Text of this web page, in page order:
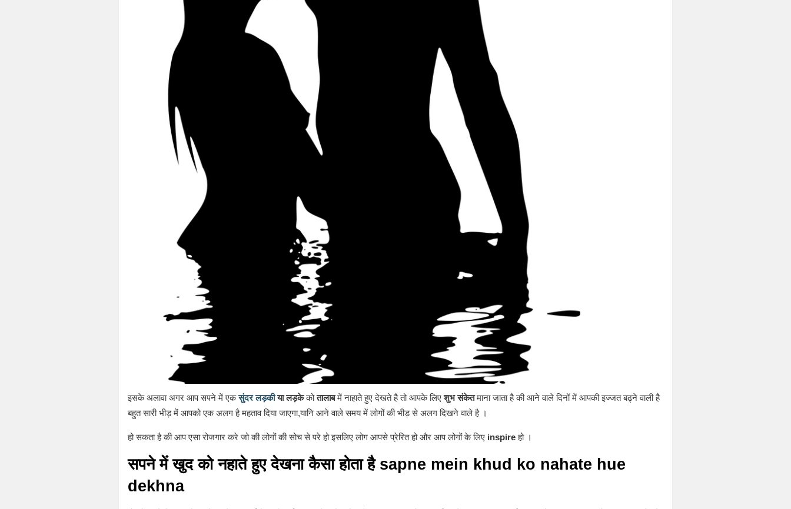
इसके अलावा अगर आप सपने में एक सुंदर लड़कीया लड़केकोतालाबमें नाहाते हुए देखते है तो आपके लिएशुभ संकेतमाना जाता है की आने वाले दिनों में आपकी इज्जत बढ्ने वाली है
बहुत सारी भीड़ में आपको एक अलग है महताव दिया जाएगा,यानि आने वाले समय में लोगों की भीड़ से अलग दिखने वाले है ।
हो सकता है की आप एसा रोजगार करे जो की लोगों की सोच से परे हो इसलिए लोग आपसे प्रेरित हो और आप लोगों के लिएinspireहो ।
सपने में खुद को नहाते हुए देखना कैसा होता है sapne mein khud ko nahate hue
dekhna